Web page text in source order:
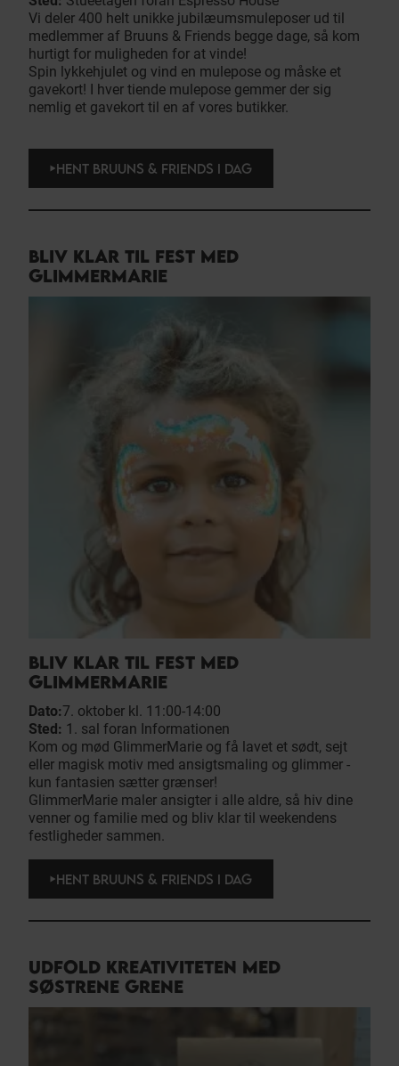
Vi deler 400 helt unikke jubilæumsmuleposer ud til
medlemmer af Bruuns & Friends begge dage, så kom
hurtigt for muligheden for at vinde!
Spin lykkehjulet og vind en mulepose og måske et
gavekort! I hver tiende mulepose gemmer der sig
nemlig et gavekort til en af vores butikker.
HENT BRUUNS & FRIENDS I DAG
BLIV KLAR TIL FEST MED
GLIMMERMARIE
BLIV KLAR TIL FEST MED
GLIMMERMARIE
Dato:7. oktober kl. 11:00-14:00
Sted: 1. sal foran Informationen
Kom og mød GlimmerMarie og få lavet et sødt, sejt
eller magisk motiv med ansigtsmaling og glimmer -
kun fantasien sætter grænser!
GlimmerMarie maler ansigter i alle aldre, så hiv dine
venner og familie med og bliv klar til weekendens
festligheder sammen.
HENT BRUUNS & FRIENDS I DAG
UDFOLD KREATIVITETEN MED
SØSTRENE GRENE